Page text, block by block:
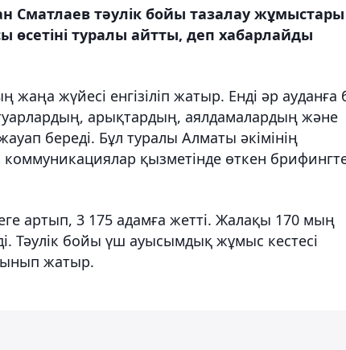
Сматлаев тәулік бойы тазалау жұмыстары
туралы айтты, деп хабарлайды
жүйесі енгізіліп жатыр. Енді әр ауданға
арықтардың, аялдамалардың және
береді. Бұл туралы Алматы әкімінің
қызметінде өткен
артып, 3 175 адамға жетті. Жалақы 170 мың
Тәулік бойы үш ауысымдық жұмыс кестесі
жатыр.